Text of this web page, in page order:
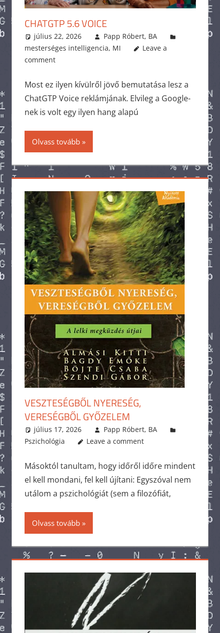
CHATGTP 5.6 VOICE
július 22, 2026
Papp Róbert, BA
mesterséges intelligencia, MI
Leave a
comment
Most ez ilyen kívülről jövő bemutatása lesz a
ChatGTP Voice reklámjának. Elvileg a Google-
nek is volt egy ilyen hang alapú
Olvass tovább
VESZTESÉGBŐL NYERESÉG,
VERESÉGBŐL GYŐZELEM
július 17, 2026
Papp Róbert, BA
Pszichológia
Leave a comment
Másoktól tanultam, hogy időről időre mindent
el kell mondani, fel kell újítani: Egyszóval nem
utálom a pszichológiát (sem a filozófiát,
Olvass tovább